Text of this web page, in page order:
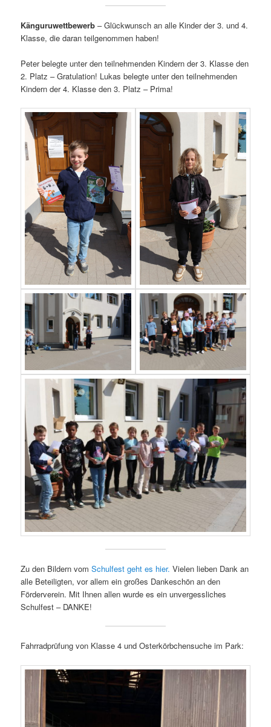
Känguruwettbewerb – Glückwunsch an alle Kinder der 3. und 4.
Klasse, die daran teilgenommen haben!
Peter belegte unter den teilnehmenden Kindern der 3. Klasse den
2. Platz – Gratulation! Lukas belegte unter den teilnehmenden
Kindern der 4. Klasse den 3. Platz – Prima!
Zu den Bildern vomSchulfest geht es hier. Vielen lieben Dank an
alle Beteiligten, vor allem ein großes Dankeschön an den
Förderverein. Mit Ihnen allen wurde es ein unvergessliches
Schulfest – DANKE!
Fahrradprüfung von Klasse 4 und Osterkörbchensuche im Park: